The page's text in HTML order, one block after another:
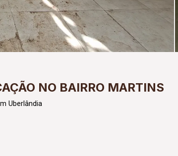
NO BAIRRO MARTINS
Uberlândia